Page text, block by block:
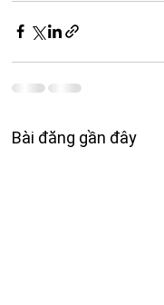
Bài đăng gần đây